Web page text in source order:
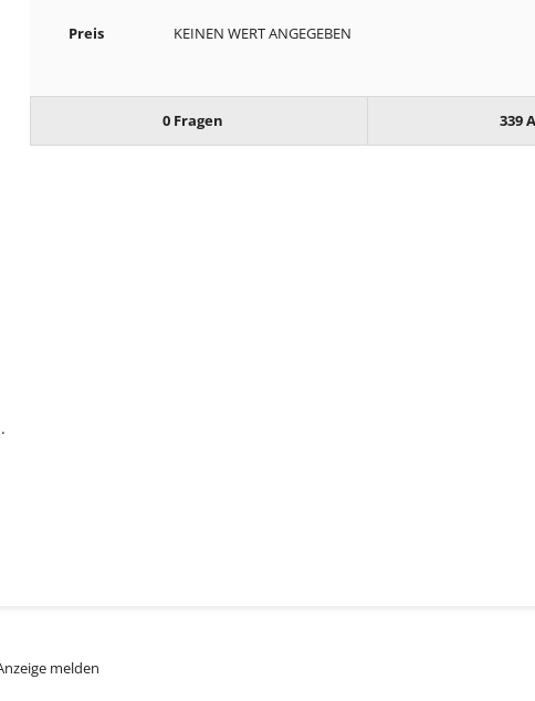
Preis KEINEN WERT ANGEGEBEN
0 Fragen 339
melden